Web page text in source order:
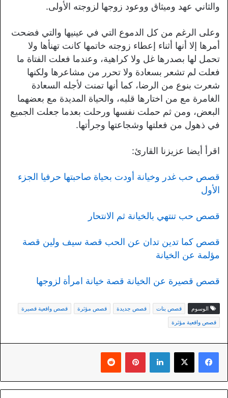
والثاني عهد وميثاق ووعود زوجها لزوجته الأولى.
وعلى الرغم من كل الدموع التي في عينيها والتي فضحت
أمرها إلا أنها أثناء إعطاء زوجته خاتمها كانت تهنأها ولا
تحمل لها بصدرها غل ولا كراهية، وعندما فعلت الفتاة ما
فعلت لم تشعر بسعادة ولا تحرر من مشاعرها ولكنها
شعرت بنوع من الرضا، كما أنها تمنت لأجله السعادة
الغامرة مع من اختارها قلبه، والحياة المديدة مع بعضهما
البعض، ومن ثم حملت نفسها ورحلت بعدما جعلت الجميع
في ذهول من فعلتها وشجاعتها وجرأتها.
اقرأ أيضا عزيزنا القارئ:
قصص حب غدر وخيانة أودت بحياة صاحبتها حرفيا الجزء
الأول
قصص حب تنتهي بالخيانة ثم الانتحار
قصص كما تدين تدان عن الحب قصة سيف ولين قصة
مؤلمة عن الخيانة
قصص قصيرة عن الخيانة قصة خيانة امرأة لزوجها
الوسوم قصص بنات قصص جديدة قصص مؤثرة
قصص واقعية قصيرة
قصص واقعية مؤثرة
لينكدإن بينتيريست